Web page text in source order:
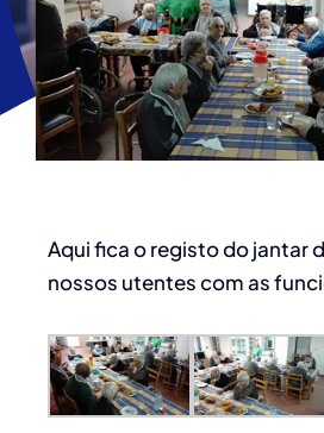
Aqui fica o registo do jantar
nossos utentes com as